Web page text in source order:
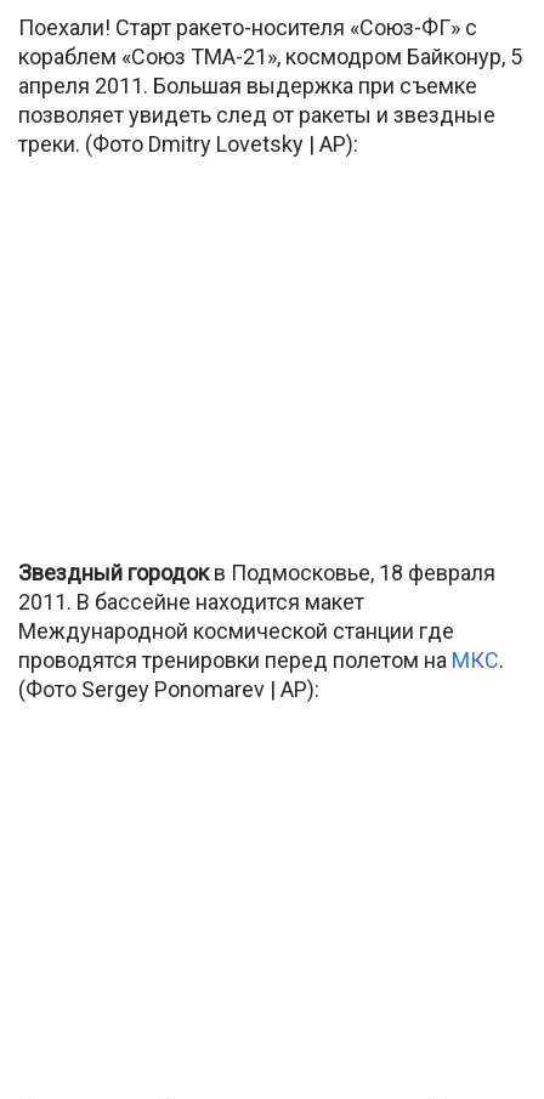
Поехали! Старт ракето-носителя «Союз-ФГ» с
кораблем «Союз ТМА-21», космодром Байконур, 5
апреля 2011. Большая выдержка при съемке
позволяет увидеть след от ракеты и звездные
треки. (Фото Dmitry Lovetsky | AP):
Звездный городокв Подмосковье, 18 февраля
2011. В бассейне находится макет
Международной космической станции где
проводятся тренировки перед полетом на МКС.
(Фото Sergey Ponomarev | AP):